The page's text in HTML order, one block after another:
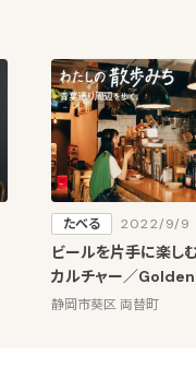
たべる 2022/9/9
ビールを片手に楽しむ
カルチャー／
静岡市葵区 両替町